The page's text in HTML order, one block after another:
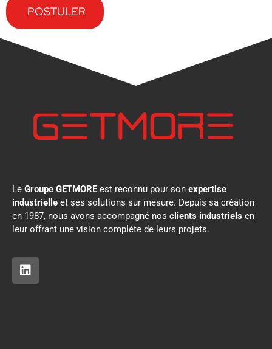
POSTULER
Le Groupe GETMORE est reconnu pour son expertise
industrielle et ses solutions sur mesure. Depuis sa création
en 1987, nous avons accompagné nos clients industriels en
leur offrant une vision complète de leurs projets.